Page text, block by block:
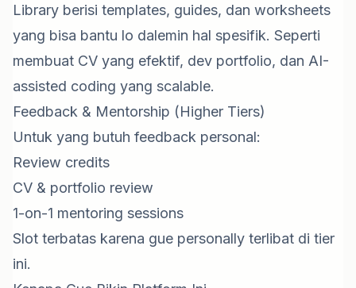
Library berisi templates, guides, dan worksheets
yang bisa bantu lo dalemin hal spesifik. Seperti
membuat CV yang efektif, dev portfolio, dan AI-
assisted coding yang scalable.
Feedback & Mentorship (Higher Tiers)
Untuk yang butuh feedback personal:
Review credits
CV & portfolio review
1-on-1 mentoring sessions
Slot terbatas karena gue personally terlibat di tier
ini.